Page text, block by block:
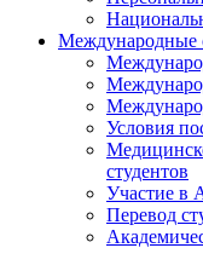
Международные
Условия
студентов
Участие в
Перевод